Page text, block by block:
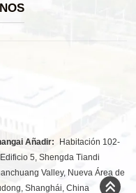
Añadir:
Habitación 102-
5, Shengda Tiandi
Valley, Nueva Área de
Shanghái, China